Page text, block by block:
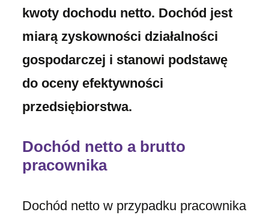
kwoty dochodu netto. Dochód jest
miarą zyskowności działalności
gospodarczej i stanowi podstawę
do oceny efektywności
przedsiębiorstwa.
Dochód netto a brutto
pracownika
Dochód netto w przypadku pracownika